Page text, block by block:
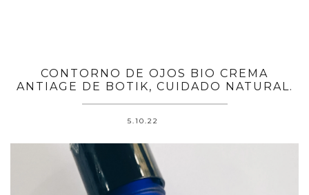
CONTORNO DE OJOS BIO CREMA
ANTIAGE DE BOTIK, CUIDADO NATURAL.
5.10.22